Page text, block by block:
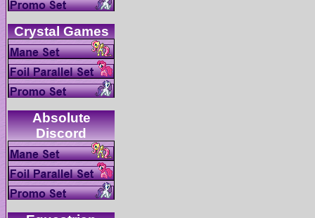
Absolute